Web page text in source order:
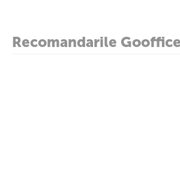
Recomandarile Gooffice